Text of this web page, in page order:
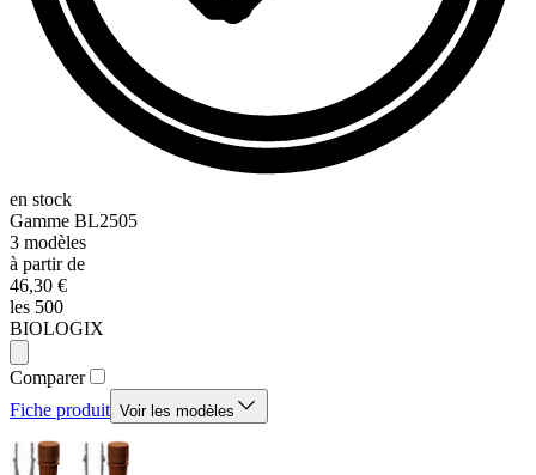
en stock
Gamme BL2505
3 modèles
à partir de
46,30 €
les 500
BIOLOGIX
Comparer
Fiche produit Voir les modèles